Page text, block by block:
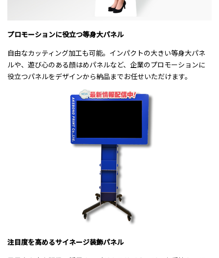
プロモーションに役立つ等身大パネル
自由なカッティング加工も可能。インパクトの大きい等身大パネ
ルや、遊び心のある顔はめパネルなど、企業のプロモーションに
役立つパネルをデザインから納品までお任せいただけます。
注目度を高めるサイネージ装飾パネル